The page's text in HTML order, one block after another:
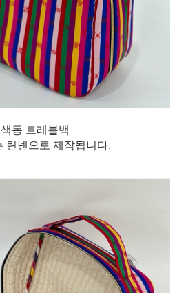
동 트레블백
린넨으로 제작됩니다.